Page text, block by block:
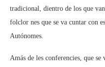
tradicional, dientro de los que
folclor nes que se va cuntar con
Autónomes.
Amás de les conferencies, que